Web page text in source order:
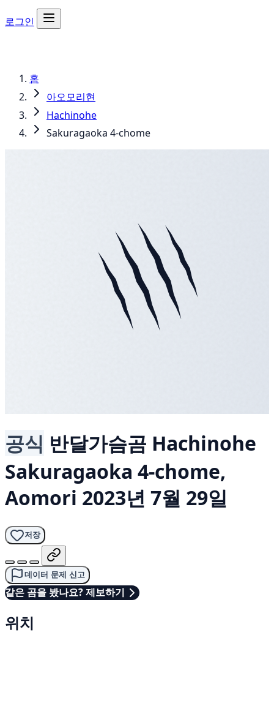
로그인
홈
아오모리현
Hachinohe
Sakuragaoka 4-chome
공식 반달가슴곰 Hachinohe
Sakuragaoka 4-chome,
Aomori 2023년 7월 29일
저장
데이터 문제 신고
같은 곰을 봤나요? 제보하기
위치